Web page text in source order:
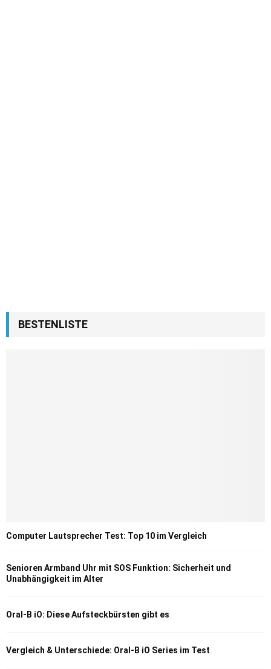
BESTENLISTE
Computer Lautsprecher Test: Top 10 im Vergleich
Senioren Armband Uhr mit SOS Funktion: Sicherheit und
Unabhängigkeit im Alter
Oral-B iO: Diese Aufsteckbürsten gibt es
Vergleich & Unterschiede: Oral-B iO Series im Test